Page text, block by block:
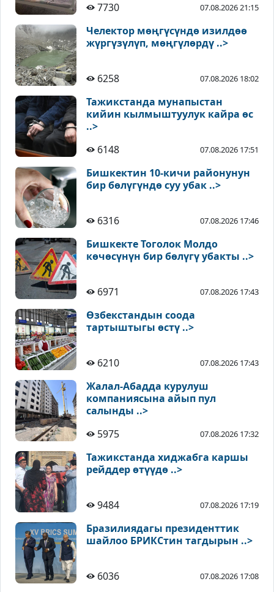
7730 07.08.2026 21:15
Челектор мөңгүсүндө изилдөө
жүргүзүлүп, мөңгүлөрдү ..>
6258 07.08.2026 18:02
Тажикстанда мунапыстан
кийин кылмыштуулук кайра өс
..>
6148
07.08.2026 17:51
Бишкектин 10-кичи районунун
бир бөлүгүндө суу убак ..>
6316 07.08.2026 17:46
Бишкекте Тоголок Молдо
көчөсүнүн бир бөлүгү убакты ..>
6971 07.08.2026 17:43
Өзбекстандын соода
тартыштыгы өстү ..>
6210 07.08.2026 17:43
Жалал-Абадда курулуш
компаниясына айып пул
салынды ..>
5975
07.08.2026 17:32
Тажикстанда хиджабга каршы
рейддер өтүүдө ..>
9484 07.08.2026 17:19
Бразилиядагы президенттик
шайлоо БРИКСтин тагдырын ..>
6036 07.08.2026 17:08